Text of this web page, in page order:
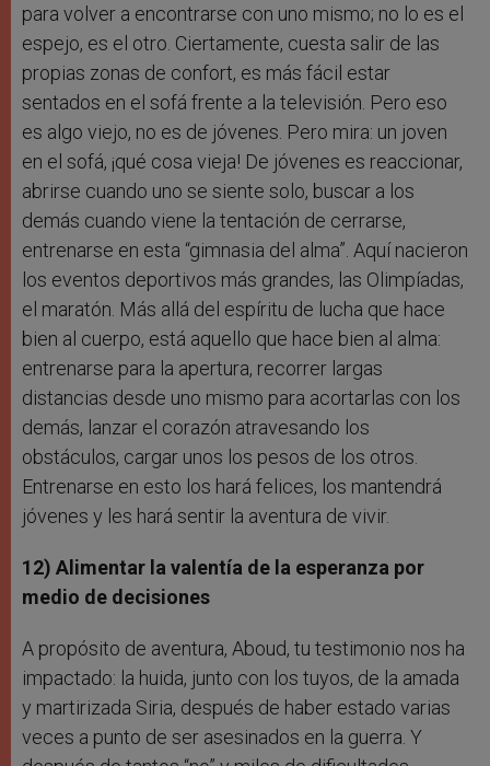
para volver a encontrarse con uno mismo; no lo es el
espejo, es el otro. Ciertamente, cuesta salir de las
propias zonas de confort, es más fácil estar
sentados en el sofá frente a la televisión. Pero eso
es algo viejo, no es de jóvenes. Pero mira: un joven
en el sofá, ¡qué cosa vieja! De jóvenes es reaccionar,
abrirse cuando uno se siente solo, buscar a los
demás cuando viene la tentación de cerrarse,
entrenarse en esta “gimnasia del alma”. Aquí nacieron
los eventos deportivos más grandes, las Olimpíadas,
el maratón. Más allá del espíritu de lucha que hace
bien al cuerpo, está aquello que hace bien al alma:
entrenarse para la apertura, recorrer largas
distancias desde uno mismo para acortarlas con los
demás, lanzar el corazón atravesando los
obstáculos, cargar unos los pesos de los otros.
Entrenarse en esto los hará felices, los mantendrá
jóvenes y les hará sentir la aventura de vivir.
12) Alimentar la valentía de la esperanza por
medio de decisiones
A propósito de aventura, Aboud, tu testimonio nos ha
impactado: la huida, junto con los tuyos, de la amada
y martirizada Siria, después de haber estado varias
veces a punto de ser asesinados en la guerra. Y